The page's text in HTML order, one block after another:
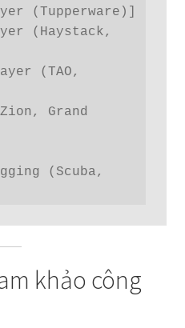
(Scuba,
khảo công